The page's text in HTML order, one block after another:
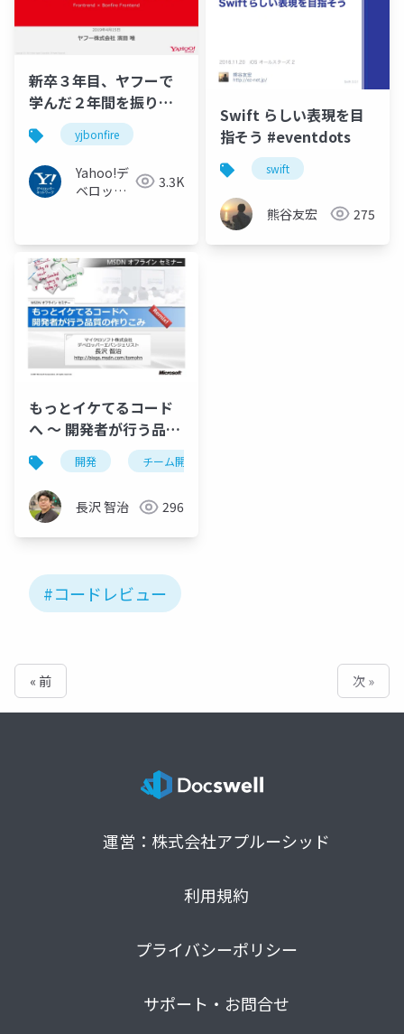
新卒３年目、ヤフーで
学んだ２年間を振り返
る
yjbonfire
Yahoo!デ
ベロッパ
3.3K
Swift らしい表現を目
指そう #eventdots
swift
熊谷友宏 275
もっとイケてるコード
へ ～ 開発者が行う品質
の作りこみ
開発 チーム開発
長沢 智治 296
#コードレビュー
« 前 次 »
運営：株式会社アプルーシッド
利用規約
プライバシーポリシー
サポート・お問合せ